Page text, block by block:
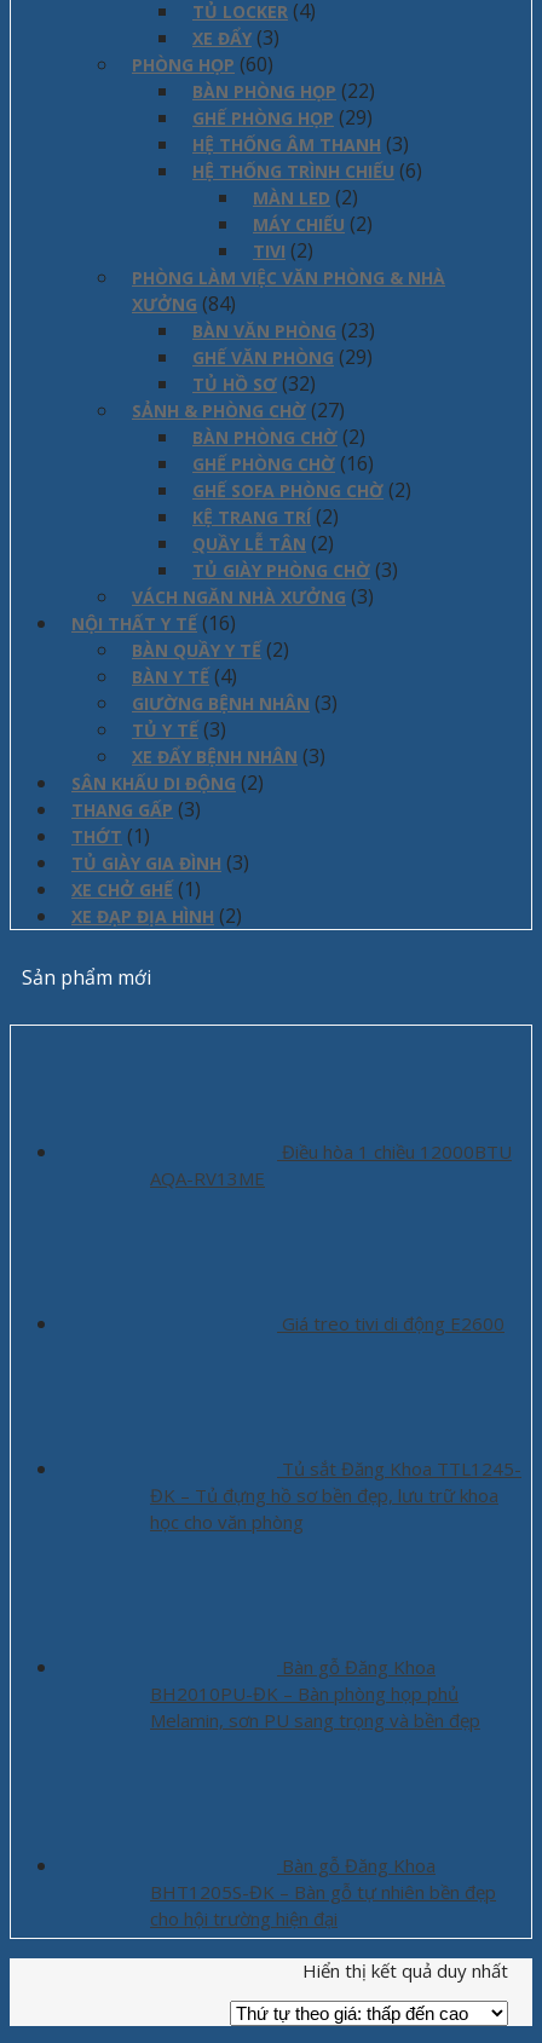
TỦ LOCKER (4)
XE ĐẨY (3)
PHÒNG HỌP (60)
BÀN PHÒNG HỌP (22)
GHẾ PHÒNG HỌP (29)
HỆ THỐNG ÂM THANH (3)
HỆ THỐNG TRÌNH CHIẾU (6)
MÀN LED (2)
MÁY CHIẾU (2)
TIVI (2)
PHÒNG LÀM VIỆC VĂN PHÒNG & NHÀ
XƯỞNG (84)
BÀN VĂN PHÒNG (23)
GHẾ VĂN PHÒNG (29)
TỦ HỒ SƠ (32)
SẢNH & PHÒNG CHỜ (27)
BÀN PHÒNG CHỜ (2)
GHẾ PHÒNG CHỜ (16)
GHẾ SOFA PHÒNG CHỜ (2)
KỆ TRANG TRÍ (2)
QUẦY LỄ TÂN (2)
TỦ GIÀY PHÒNG CHỜ (3)
VÁCH NGĂN NHÀ XƯỞNG (3)
NỘI THẤT Y TẾ (16)
BÀN QUẦY Y TẾ (2)
BÀN Y TẾ (4)
GIƯỜNG BỆNH NHÂN (3)
TỦ Y TẾ (3)
XE ĐẨY BỆNH NHÂN (3)
SÂN KHẤU DI ĐỘNG (2)
THANG GẤP (3)
THỚT (1)
TỦ GIÀY GIA ĐÌNH (3)
XE CHỞ GHẾ (1)
XE ĐẠP ĐỊA HÌNH (2)
Sản phẩm mới
Điều hòa 1 chiều 12000BTU
AQA-RV13ME
Giá treo tivi di động E2600
Tủ sắt Đăng Khoa TTL1245-
ĐK – Tủ đựng hồ sơ bền đẹp, lưu trữ khoa
học cho văn phòng
Bàn gỗ Đăng Khoa
BH2010PU-ĐK – Bàn phòng họp phủ
Melamin, sơn PU sang trọng và bền đẹp
Bàn gỗ Đăng Khoa
BHT1205S-ĐK – Bàn gỗ tự nhiên bền đẹp
cho hội trường hiện đại
Hiển thị kết quả duy nhất